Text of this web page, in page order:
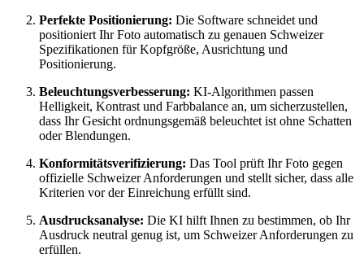
Perfekte Positionierung: Die Software schneidet und
positioniert Ihr Foto automatisch zu genauen Schweizer
Spezifikationen für Kopfgröße, Ausrichtung und
Positionierung.
Beleuchtungsverbesserung: KI-Algorithmen passen
Helligkeit, Kontrast und Farbbalance an, um sicherzustellen,
dass Ihr Gesicht ordnungsgemäß beleuchtet ist ohne Schatten
oder Blendungen.
Konformitätsverifizierung: Das Tool prüft Ihr Foto gegen
offizielle Schweizer Anforderungen und stellt sicher, dass alle
Kriterien vor der Einreichung erfüllt sind.
Ausdrucksanalyse: Die KI hilft Ihnen zu bestimmen, ob Ihr
Ausdruck neutral genug ist, um Schweizer Anforderungen zu
erfüllen.